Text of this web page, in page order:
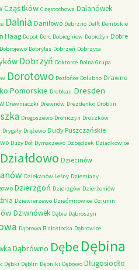
Cząstków Częstochowa Dalanówek
Dalnia Daniłowo Debrzno Delft Dembskie
Haag Depot Derc Dobiegniew Dobieżyn Dobre
Dobrojewo Dobrylas Dobrzeń Dobrzyca
Dobrzyń Doktorce Dolna Grupa
Dorotowo Dosłońce Dołubno Drawno
Pomorskie Drebkau Dresden
Drewniaczki Drewnów Drezdenko Droblin
Drogoszewo Drohiczyn Droszków
Drygały Drążewo Dudy Puszczańskie
Duży Dół Dymaczewo Dzbądzek Dziadkowice
Działdowo Dziecinów
Dziekanów Leśny Dziemiany
Dzierzgoń Dzierzgów Dzierżoniów
Dziewierzewo Dziećmirowice Dziunin
Dziwnówek Dąbie Dąbroszyn
Dąbrowa Białostocka Dąbrowice
Dąbrówno Dębe Dębina
Dębki Dęblin Dębniki Dębowo Długosiodło